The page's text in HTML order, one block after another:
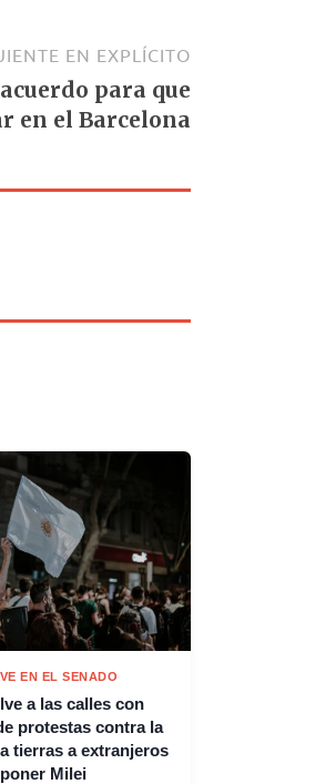
EN EXPLÍCITO
para que
en el Barcelona
EN EL SENADO
a las calles con
protestas contra la
tierras a extranjeros
Milei